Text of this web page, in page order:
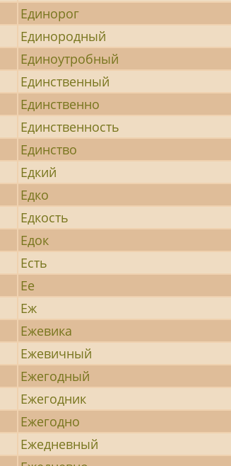
Единорог
Единородный
Единоутробный
Единственный
Единственно
Единственность
Единство
Едкий
Едко
Едкость
Едок
Есть
Ее
Еж
Ежевика
Ежевичный
Ежегодный
Ежегодник
Ежегодно
Ежедневный